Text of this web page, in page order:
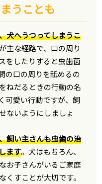
うことも
犬へうつってしまうこ
主な経路で、口の周り
をしたりすると虫歯菌
の口の周りを舐めるの
ねだるときの行動の名
可愛い行動ですが、飼
ないようにしましょ
飼い主さんも虫歯の治
ます。犬はもちろん、
お子さんがいるご家庭
くすことが大切です。